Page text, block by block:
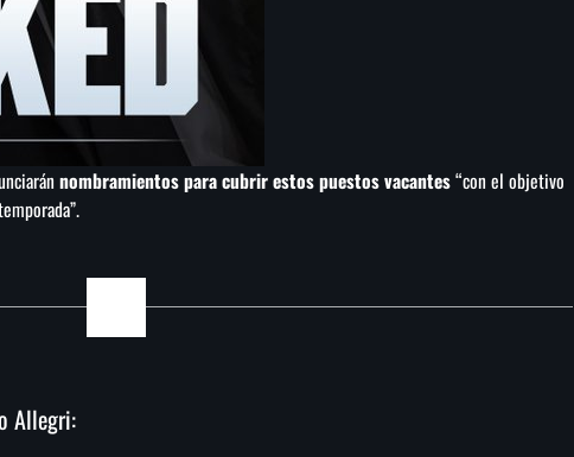
nombramientos para cubrir estos puestos vacantes“con el objetivo
Allegri: